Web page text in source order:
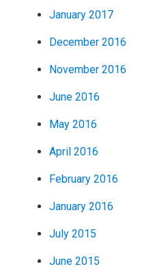
January 2017
December 2016
November 2016
June 2016
May 2016
April 2016
February 2016
January 2016
July 2015
June 2015